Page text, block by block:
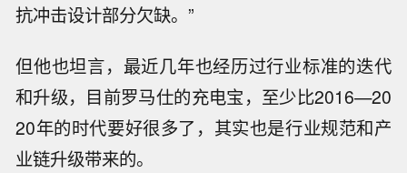
抗冲击设计部分欠缺。”
但他也坦言，最近几年也经历过行业标准的迭代
和升级，目前罗马仕的充电宝，至少比2016—20
20年的时代要好很多了，其实也是行业规范和产
业链升级带来的。